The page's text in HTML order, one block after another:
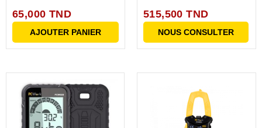
pts,...
65,000 TND
AJOUTER PANIER
515,500 TND
NOUS CONSULTER